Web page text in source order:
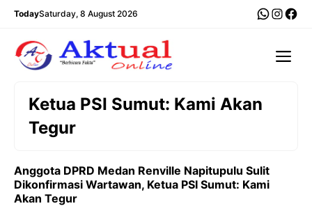
Langsung
TodaySaturday, 8 August 2026
Ketua PSI Sumut: Kami Akan
Tegur
Anggota DPRD Medan Renville Napitupulu Sulit
Dikonfirmasi Wartawan, Ketua PSI Sumut: Kami
Akan Tegur